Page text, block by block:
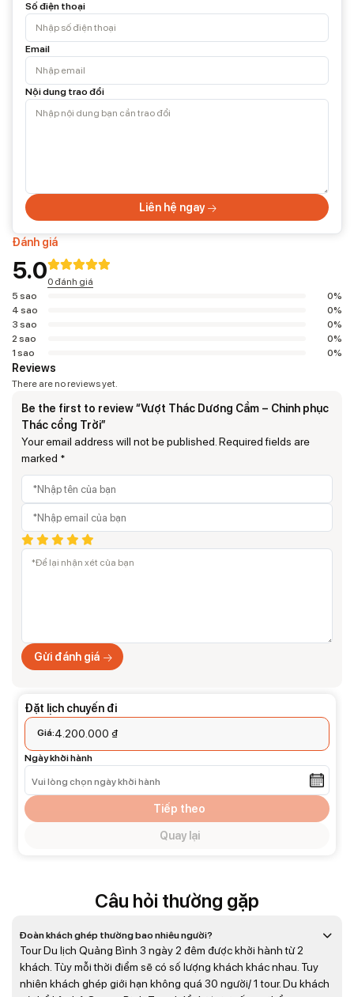
Số điện thoại
Email
Nội dung trao đổi
Liên hệ ngay
Đánh giá
5.00 đánh giá
5 sao
0%
4 sao
0%
3 sao
0%
2 sao
0%
1 sao
0%
Reviews
There are no reviews yet.
Be the first to review “Vượt Thác Dương Cầm – Chinh phục
Thác cổng Trời”
Your email address will not be published.Required fields are
marked *
Gửi đánh giá
Đặt lịch chuyến đi
Giá:4.200.000 ₫
Ngày khởi hành
Quay lại
Tiếp theo
Câu hỏi thường gặp
Đoàn khách ghép thường bao nhiêu người?
Tour Du lịch Quảng Bình 3 ngày 2 đêm được khởi hành từ 2
khách. Tùy mỗi thời điểm sẽ có số lượng khách khác nhau. Tuy
nhiên khách ghép giới hạn không quá 30 người/ 1 tour. Du khách